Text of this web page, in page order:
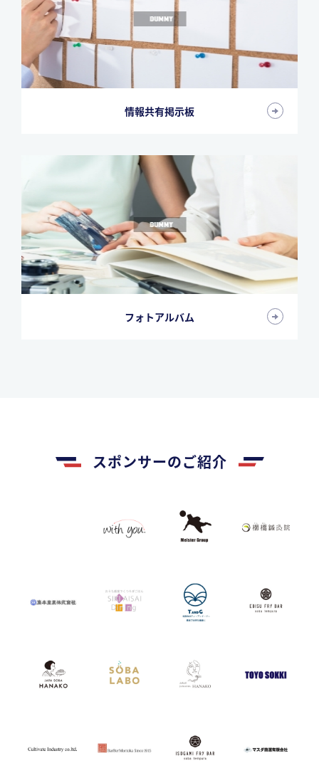
情報共有掲示板
フォトアルバム
スポンサーのご紹介